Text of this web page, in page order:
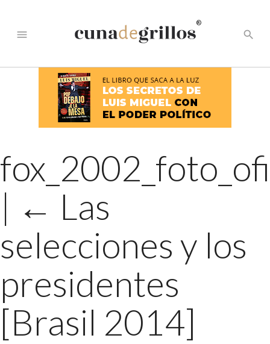
menu
®
search
| ← Las
selecciones y los
presidentes
[Brasil 2014]